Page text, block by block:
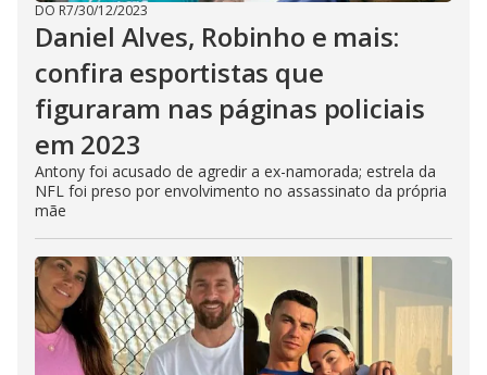
DO R7/30/12/2023
Daniel Alves, Robinho e mais:
confira esportistas que
figuraram nas páginas policiais
em 2023
Antony foi acusado de agredir a ex-namorada; estrela da
NFL foi preso por envolvimento no assassinato da própria
mãe